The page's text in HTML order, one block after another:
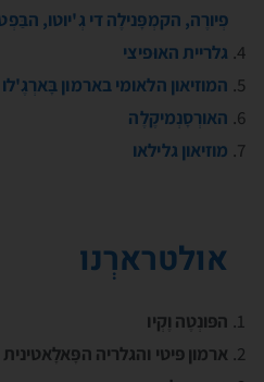
פְיורֶה, הקמְפָּנילֶה די גְ'יוטו,
גלריית האוּפיצי
המוזיאון הלאומי בארמון בָּארְגֶ'לו
האורְסָנְמיקֶלֶה
מוזיאון גלילאו
אולטרארְנו
הפּונְטֶה וֶקְיו
ארמון פּיטי והגלריה הפָּאלָאטינית